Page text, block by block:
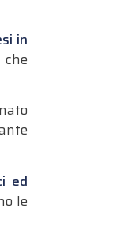
in
ed
le